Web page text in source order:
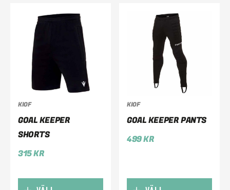
KIOF
GOAL KEEPER
SHORTS
315KR
KIOF
GOAL KEEPER PANTS
499KR